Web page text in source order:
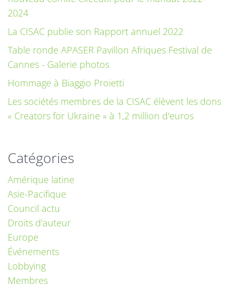
2024
La CISAC publie son Rapport annuel 2022
Table ronde APASER Pavillon Afriques Festival de
Cannes - Galerie photos
Hommage à Biaggio Proietti
Les sociétés membres de la CISAC élèvent les dons
« Creators for Ukraine » à 1,2 million d'euros
Catégories
Amérique latine
Asie-Pacifique
Council actu
Droits d'auteur
Europe
Événements
Lobbying
Membres